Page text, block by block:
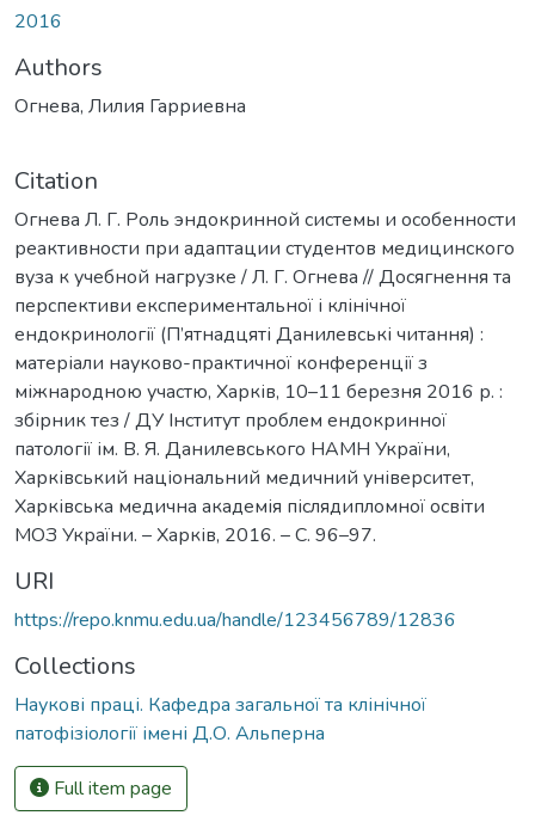
2016
Authors
Огнева, Лилия Гарриевна
Citation
Огнева Л. Г. Роль эндокринной системы и особенности
реактивности при адаптации студентов медицинского
вуза к учебной нагрузке / Л. Г. Огнева // Досягнення та
перспективи експериментальної і клінічної
ендокринології (П’ятнадцяті Данилевські читання) :
матеріали науково-практичної конференції з
міжнародною участю, Харків, 10–11 березня 2016 р. :
збірник тез / ДУ Інститут проблем ендокринної
патології ім. В. Я. Данилевського НАМН України,
Харківський національний медичний університет,
Харківська медична академія післядипломної освіти
МОЗ України. – Харків, 2016. – С. 96–97.
URI
https://repo.knmu.edu.ua/handle/123456789/12836
Collections
Наукові праці. Кафедра загальної та клінічної
патофізіології імені Д.О. Альперна
Full item page